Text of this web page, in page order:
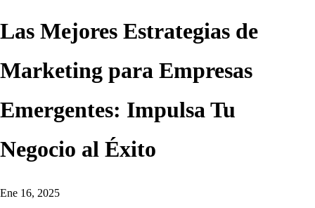
Las Mejores Estrategias de
Marketing para Empresas
Emergentes: Impulsa Tu
Negocio al Éxito
Ene 16, 2025